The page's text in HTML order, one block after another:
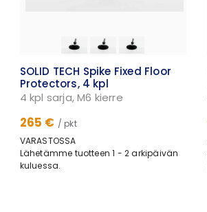
SOLID TECH Spike Fixed Floor
Protectors, 4 kpl
4 kpl sarja, M6 kierre
265 € / pkt
VARASTOSSA
Lähetämme tuotteen 1 - 2 arkipäivän
kuluessa.